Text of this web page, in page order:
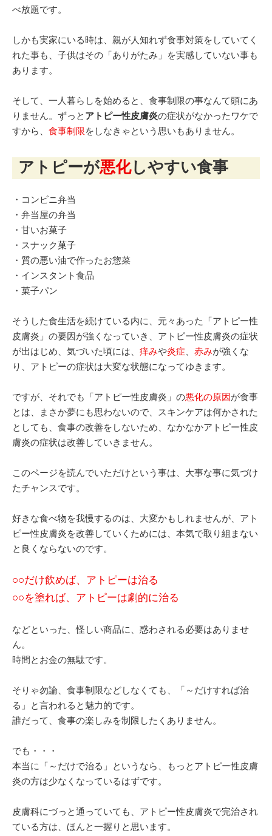
べ放題です。
しかも実家にいる時は、親が人知れず食事対策をしていてく
れた事も、子供はその「ありがたみ」を実感していない事も
あります。
そして、一人暮らしを始めると、食事制限の事なんて頭にあ
りません。ずっと アトピー性皮膚炎の症状がなかったワケで
すから、 食事制限をしなきゃという思いもありません。
アトピーが悪化しやすい食事
・コンビニ弁当
・弁当屋の弁当
・甘いお菓子
・スナック菓子
・質の悪い油で作ったお惣菜
・インスタント食品
・菓子パン
そうした食生活を続けている内に、元々あった「アトピー性
皮膚炎」の要因が強くなっていき、アトピー性皮膚炎の症状
が出はじめ、気づいた頃には、 痒みや炎症 赤みが強くな
り、アトピーの症状は大変な状態になってゆきます。
ですが、それでも「アトピー性皮膚炎」の悪化の原因が食事
とは、まさか夢にも思わないので、スキンケアは何かされた
としても、食事の改善をしないため、なかなかアトピー性皮
膚炎の症状は改善していきません。
このページを読んでいただけという事は、大事な事に気づけ
たチャンスです。
好きな食べ物を我慢するのは、大変かもしれませんが、アト
ピー性皮膚炎を改善していくためには、本気で取り組まない
と良くならないのです。
○○だけ飲めば、アトピーは治る
○○を塗れば、アトピーは劇的に治る
などといった、怪しい商品に、惑わされる必要はありませ
ん。
時間とお金の無駄です。
そりゃ勿論、食事制限などしなくても、「～だけすれば治
る」と言われると魅力的です。
誰だって、食事の楽しみを制限したくありません。
でも・・・
本当に「～だけで治る」というなら、もっとアトピー性皮膚
炎の方は少なくなっているはずです。
皮膚科にづっと通っていても、アトピー性皮膚炎で完治され
ている方は、ほんと一握りと思います。